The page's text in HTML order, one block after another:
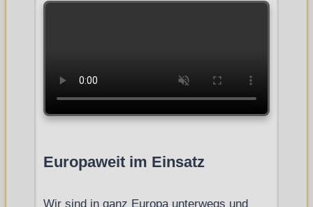
Europaweit im Einsatz
Wir sind in ganz Europa unterwegs und